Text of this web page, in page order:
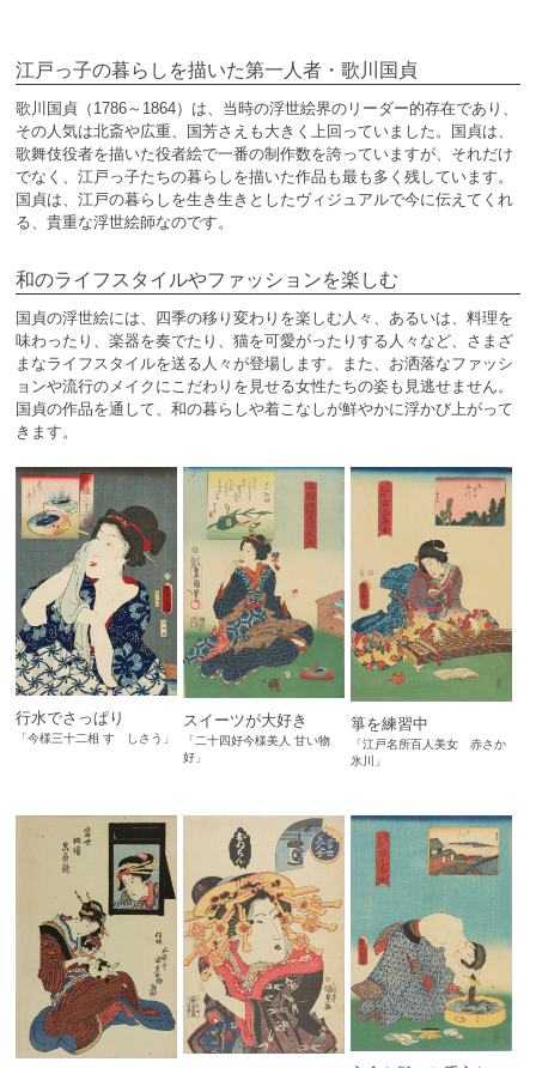
江戸っ子の暮らしを描いた第一人者・歌川国貞
歌川国貞（1786～1864）は、当時の浮世絵界のリーダー的存在であり、
その人気は北斎や広重、国芳さえも大きく上回っていました。国貞は、
歌舞伎役者を描いた役者絵で一番の制作数を誇っていますが、それだけ
でなく、江戸っ子たちの暮らしを描いた作品も最も多く残しています。
国貞は、江戸の暮らしを生き生きとしたヴィジュアルで今に伝えてくれ
る、貴重な浮世絵師なのです。
和のライフスタイルやファッションを楽しむ
国貞の浮世絵には、四季の移り変わりを楽しむ人々、あるいは、料理を
味わったり、楽器を奏でたり、猫を可愛がったりする人々など、さまざ
まなライフスタイルを送る人々が登場します。また、お洒落なファッシ
ョンや流行のメイクにこだわりを見せる女性たちの姿も見逃せません。
国貞の作品を通して、和の暮らしや着こなしが鮮やかに浮かび上がって
きます。
行水でさっぱり
「今様三十二相 すゞしさう」
スイーツが大好き
「二十四好今様美人 甘い物
好」
箏を練習中
「江戸名所百人美女 赤さか
氷川」